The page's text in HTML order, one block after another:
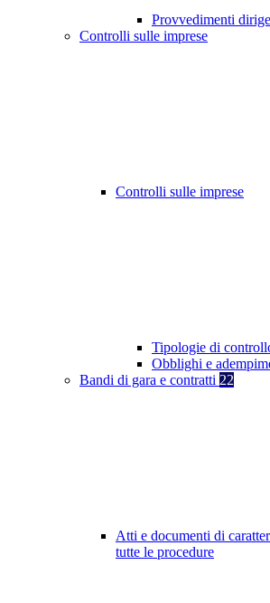
Provvedimenti
Controlli sulle imprese
Controlli sulle imprese
Tipologie di
Obblighi e
Bandi di gara e contratti 22
Atti e documenti di
tutte le procedure